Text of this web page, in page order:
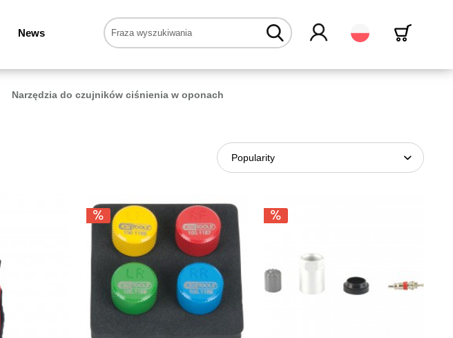
News Polski
Narzędzia do czujników ciśnienia w oponach